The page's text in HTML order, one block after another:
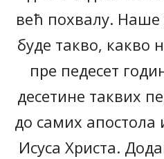
већ похвалу.
буде такво, какво
пре педесет
десетине таквих
до самих апостола
Исуса Христа.